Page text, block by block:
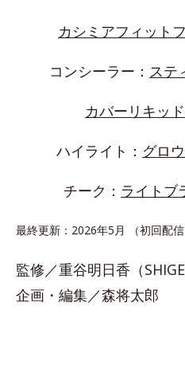
カシミアフィット
コンシーラー： ステ
カバーリキッ
ハイライト： グロ
チーク： ライトブ
最終更新：2026年5月 （初回配信
監修／重谷明日香（SHIGE
企画・編集／森将太郎